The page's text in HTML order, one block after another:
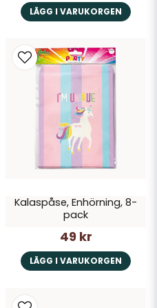
LÄGG I VARUKORGEN
Kalaspåse, Enhörning, 8-
pack
49 kr
LÄGG I VARUKORGEN